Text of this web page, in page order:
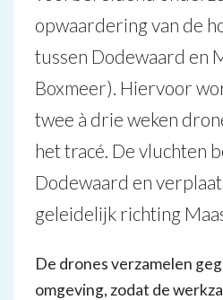
opwaardering van de
tussen Dodewaard en
Boxmeer). Hiervoor
twee à drie weken
het tracé. De vluchten
Dodewaard en
geleidelijk richting
De drones verzamelen
omgeving, zodat de